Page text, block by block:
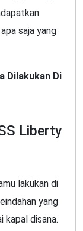
saja yang
Dilakukan Di
Liberty
lakukan di
yang
kapal disana.